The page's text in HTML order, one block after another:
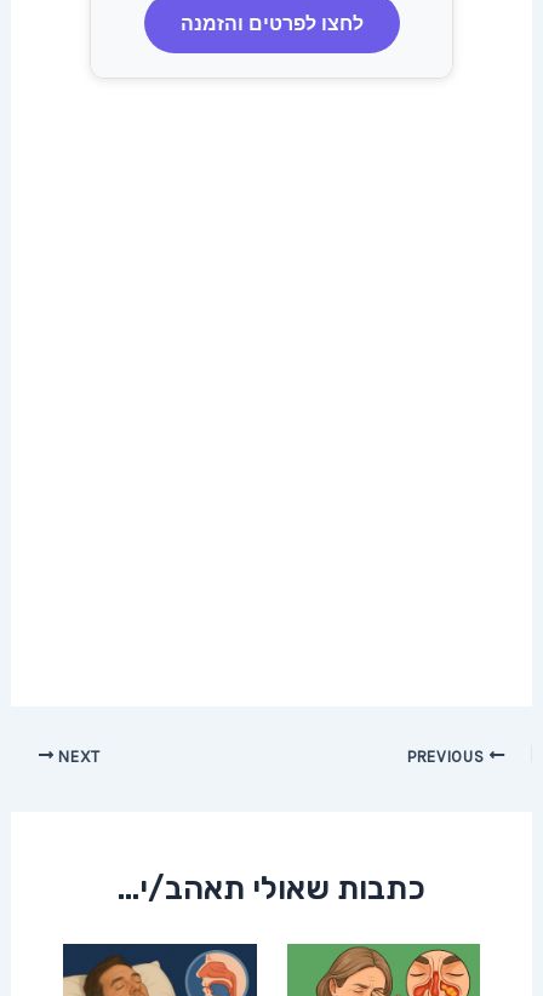
לחצו לפרטים והזמנה
Post
NEXT
כתבות שאולי תאהב/י...